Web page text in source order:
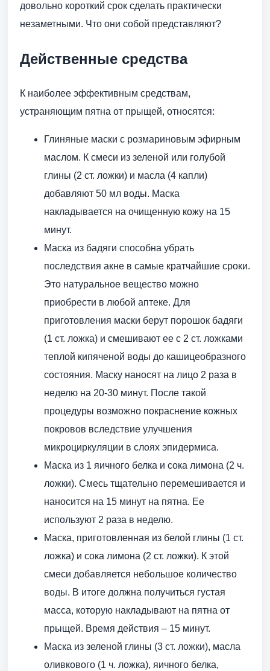
довольно короткий срок сделать практически
незаметными. Что они собой представляют?
Действенные средства
К наиболее эффективным средствам,
устраняющим пятна от прыщей, относятся:
Глиняные маски с розмариновым эфирным
маслом. К смеси из зеленой или голубой
глины (2 ст. ложки) и масла (4 капли)
добавляют 50 мл воды. Маска
накладывается на очищенную кожу на 15
минут.
Маска из бадяги способна убрать
последствия акне в самые кратчайшие сроки.
Это натуральное вещество можно
приобрести в любой аптеке. Для
приготовления маски берут порошок бадяги
(1 ст. ложка) и смешивают ее с 2 ст. ложками
теплой кипяченой воды до кашицеобразного
состояния. Маску наносят на лицо 2 раза в
неделю на 20-30 минут. После такой
процедуры возможно покраснение кожных
покровов вследствие улучшения
микроциркуляции в слоях эпидермиса.
Маска из 1 яичного белка и сока лимона (2 ч.
ложки). Смесь тщательно перемешивается и
наносится на 15 минут на пятна. Ее
используют 2 раза в неделю.
Маска, приготовленная из белой глины (1 ст.
ложка) и сока лимона (2 ст. ложки). К этой
смеси добавляется небольшое количество
воды. В итоге должна получиться густая
масса, которую накладывают на пятна от
прыщей. Время действия – 15 минут.
Маска из зеленой глины (3 ст. ложки), масла
оливкового (1 ч. ложка), яичного белка,